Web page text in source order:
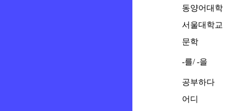
동양어대학
서울대학교
문학
-를/ -을
공부하다
어디